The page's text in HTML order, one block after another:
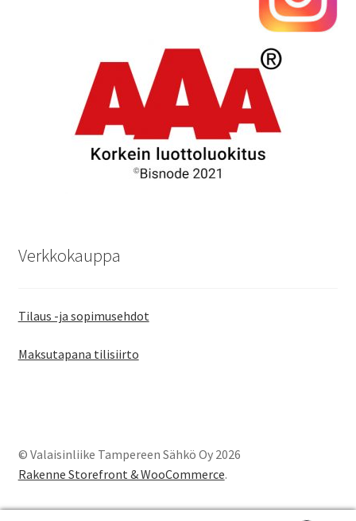
Verkkokauppa
Tilaus -ja sopimusehdot
Maksutapana tilisiirto
© Valaisinliike Tampereen Sähkö Oy 2026
Rakenne Storefront & WooCommerce.